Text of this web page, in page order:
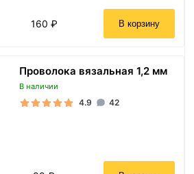
160 ₽ В корзину
Проволока вязальная 1,2 мм
В наличии
4.9 42